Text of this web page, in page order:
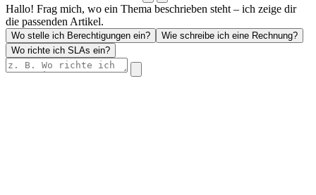
Hallo! Frag mich, wo ein Thema beschrieben steht – ich zeige dir
die passenden Artikel.
Wo stelle ich Berechtigungen ein?
Wie schreibe ich eine Rechnung?
Wo richte ich SLAs ein?